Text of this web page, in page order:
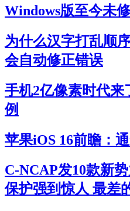
Windows版至今未
为什么汉字打乱顺
会自动修正错误
手机2亿像素时代来
例
苹果iOS 16前瞻：
C-NCAP发10款新
保护强到惊人 最差